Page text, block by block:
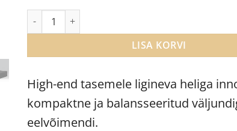
High-end tasemele ligineva heliga
kompaktne ja balansseeritud
eelvõimendi.
Pro-Ject Phono Box DS3 B vinüülplaadimängija
LISA KORVI